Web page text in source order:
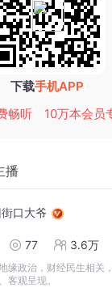
下载手机APP
畅听
10万本会员
播
口大爷
77 3.6万
缘政治，财经民生相关
客观呈现。